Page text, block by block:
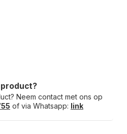
product?
Neem contact met ons op
of via Whatsapp: link